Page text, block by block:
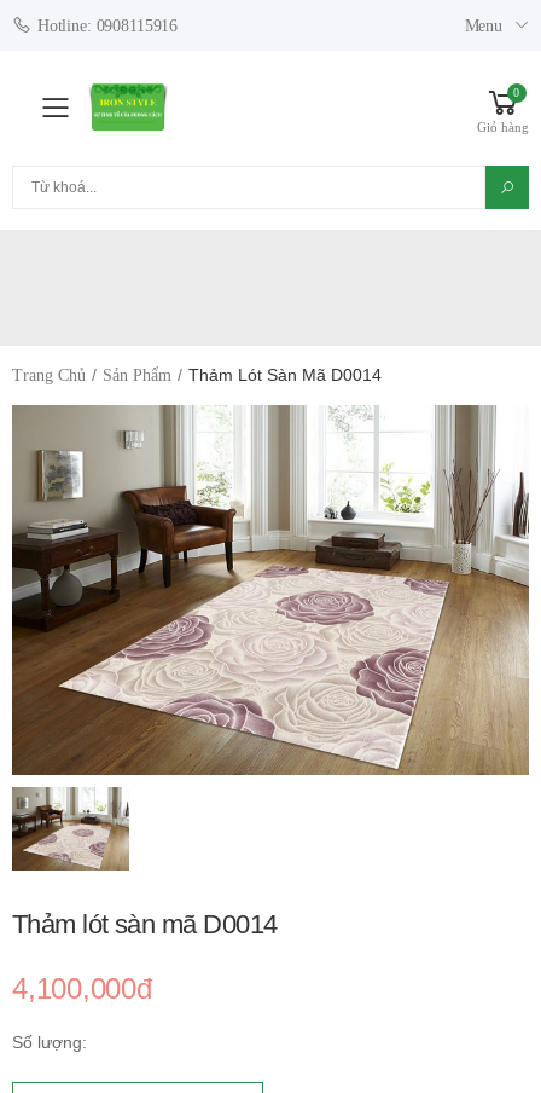
Hotline: 0908115916 Menu
Toggle mobile menu
0
Giỏ hàng
Trang Chủ Sản Phẩm Thảm Lót Sàn Mã D0014
Thảm lót sàn mã D0014
4,100,000đ
Số lượng: